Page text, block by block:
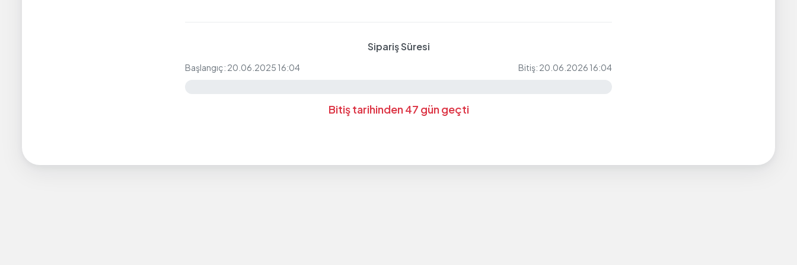
Sipariş Süresi
Başlangıç: 20.06.2025 16:04 Bitiş: 20.06.2026 16:04
Bitiş tarihinden 47 gün geçti